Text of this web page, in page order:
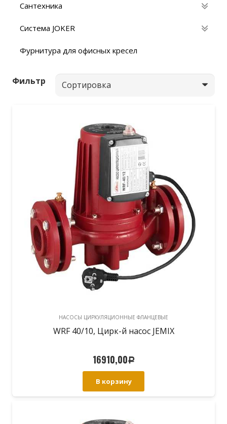
Сантехника
Система JOKER
Фурнитура для офисных кресел
Фильтр
НАСОСЫ ЦИРКУЛЯЦИОННЫЕ ФЛАНЦЕВЫЕ
WRF 40/10, Цирк-й насос JEMIX
16910,00Р
В корзину